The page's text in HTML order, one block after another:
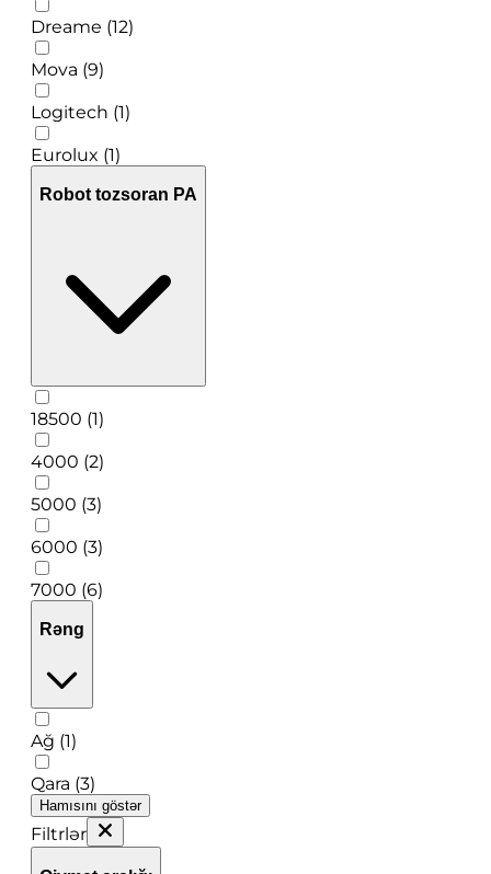
Dreame (12)
Mova (9)
Logitech (1)
Eurolux (1)
Robot tozsoran PA
18500 (1)
4000 (2)
5000 (3)
6000 (3)
7000 (6)
Rəng
Ağ (1)
Qara (3)
Hamısını göstər
Filtrlər